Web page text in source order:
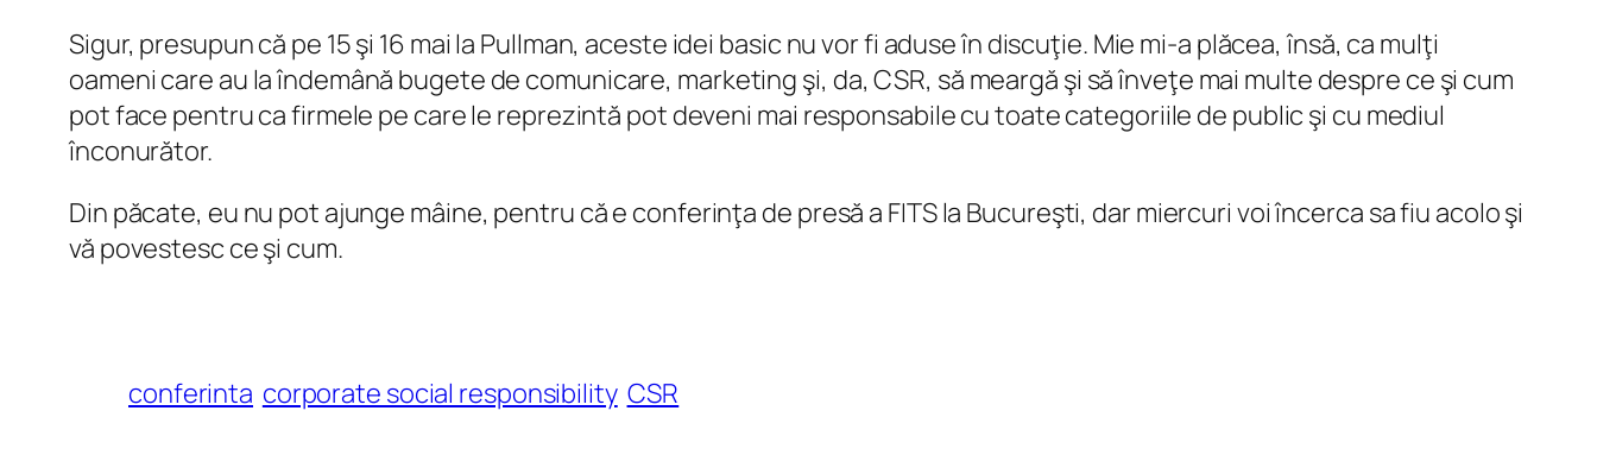
Sigur, presupun că pe 15 şi 16 mai la Pullman, aceste idei basic nu vor fi aduse în discuţie. Mie mi-a plăcea, însă, ca mulţi
oameni care au la îndemână bugete de comunicare, marketing şi, da, CSR, să meargă şi să înveţe mai multe despre ce şi cum
pot face pentru ca firmele pe care le reprezintă pot deveni mai responsabile cu toate categoriile de public şi cu mediul
înconurător.
Din păcate, eu nu pot ajunge mâine, pentru că e conferinţa de presă a FITS la Bucureşti, dar miercuri voi încerca sa fiu acolo şi
vă povestesc ce şi cum.
conferinta corporate social responsibility CSR